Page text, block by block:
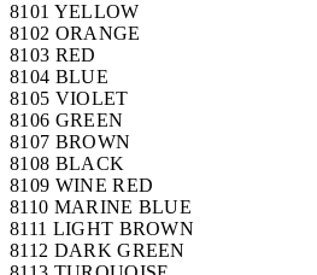
8101 YELLOW
8102 ORANGE
8103 RED
8104 BLUE
8105 VIOLET
8106 GREEN
8107 BROWN
8108 BLACK
8109 WINE RED
8110 MARINE BLUE
8111 LIGHT BROWN
8112 DARK GREEN